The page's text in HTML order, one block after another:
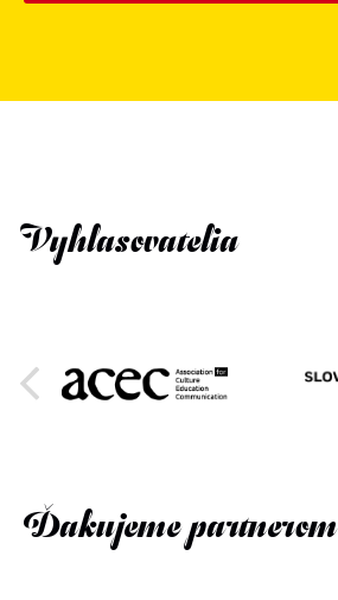
Vyhlasovatelia
Ďakujeme partnerom